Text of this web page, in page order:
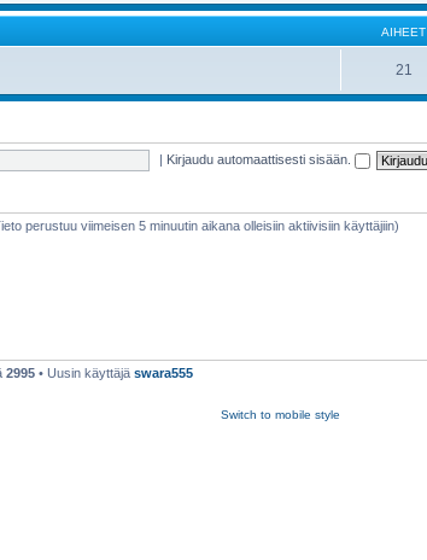
AIHEET
21
| Kirjaudu automaattisesti sisään.
perustuu viimeisen 5 minuutin aikana olleisiin aktiivisiin käyttäjiin)
2995 • Uusin käyttäjä swara555
Switch to mobile style